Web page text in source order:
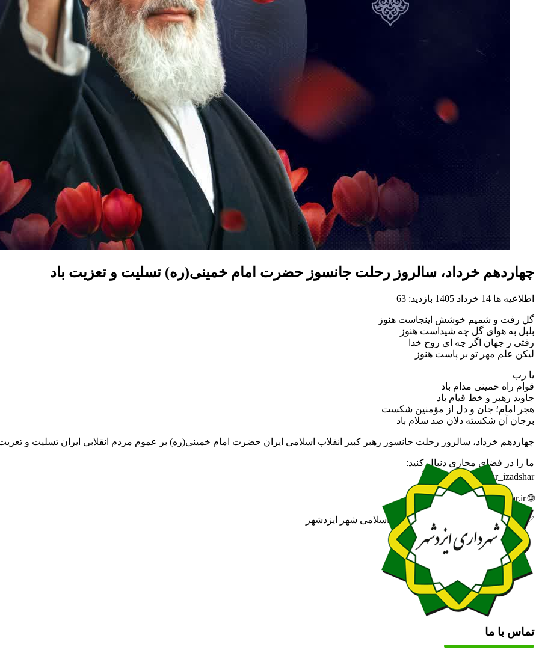
چهاردهم خرداد، سالروز رحلت جانسوز حضرت امام خمینی(ره) تسلیت و تعزیت باد
اطلاعیه ها 14 خرداد 1405 بازدید: 63
گل رفت و شمیم خوشش اینجاست هنوز
بلبل به هوای گل چه شیداست هنوز
رفتی ز جهان اگر چه ای روح خدا
لیکن علم مهر تو بر پاست هنوز
یا رب
قوام راه خمینی مدام باد
جاوید رهبر و خط قیام باد
هجر امام؛ جان و دل از مؤمنین شکست
برجان آن شکسته دلان صد سلام باد
چهاردهم خرداد، سالروز رحلت جانسوز رهبر کبیر انقلاب اسلامی ایران حضرت امام خمینی(ره) بر عموم مردم انقلابی ایران تسلیت و تعزیت
ما را در فضای مجازی دنبال کنید:
🆔 eitaa.com/khabar_izadshar
🌐 izadshahr.ir
✅ روابط عمومی شهرداری و شورای اسلامی شهر ایزدشهر
تماس با ما